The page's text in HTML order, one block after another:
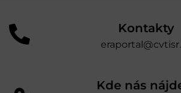
Kontakty
Kde nás